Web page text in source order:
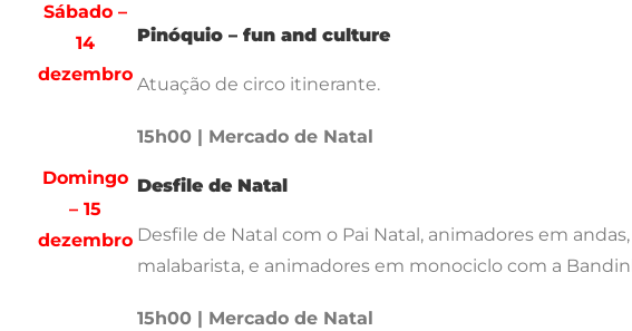
Sábado –
14
dezembro
Pinóquio – fun and culture
Atuação de circo itinerante.
Domingo
– 15
dezembro
15h00 | Mercado de Natal
Desfile de Natal
Desfile de Natal com o Pai Natal, animadores em
malabarista, e animadores em monociclo com a
15h00 | Mercado de Natal